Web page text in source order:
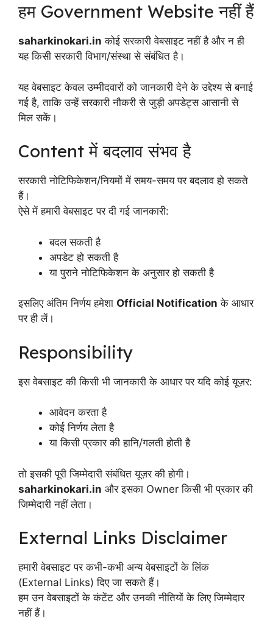
हम Government Website नहीं हैं
saharkinokari.in कोई सरकारी वेबसाइट नहीं है और न ही
यह किसी सरकारी विभाग/संस्था से संबंधित है।
यह वेबसाइट केवल उम्मीदवारों को जानकारी देने के उद्देश्य से बनाई
गई है, ताकि उन्हें सरकारी नौकरी से जुड़ी अपडेट्स आसानी से
मिल सकें।
Content में बदलाव संभव है
सरकारी नोटिफिकेशन/नियमों में समय-समय पर बदलाव हो सकते
हैं।
ऐसे में हमारी वेबसाइट पर दी गई जानकारी:
बदल सकती है
अपडेट हो सकती है
या पुराने नोटिफिकेशन के अनुसार हो सकती है
इसलिए अंतिम निर्णय हमेशा Official Notification के आधार
पर ही लें।
Responsibility
इस वेबसाइट की किसी भी जानकारी के आधार पर यदि कोई यूज़र:
आवेदन करता है
कोई निर्णय लेता है
या किसी प्रकार की हानि/गलती होती है
तो इसकी पूरी जिम्मेदारी संबंधित यूज़र की होगी।
saharkinokari.in और इसका Owner किसी भी प्रकार की
जिम्मेदारी नहीं लेता।
External Links Disclaimer
हमारी वेबसाइट पर कभी-कभी अन्य वेबसाइटों के लिंक
(External Links) दिए जा सकते हैं।
हम उन वेबसाइटों के कंटेंट और उनकी नीतियों के लिए जिम्मेदार
नहीं हैं।